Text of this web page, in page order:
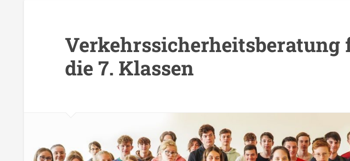
Verkehrssicherheitsberatung
die 7. Klassen